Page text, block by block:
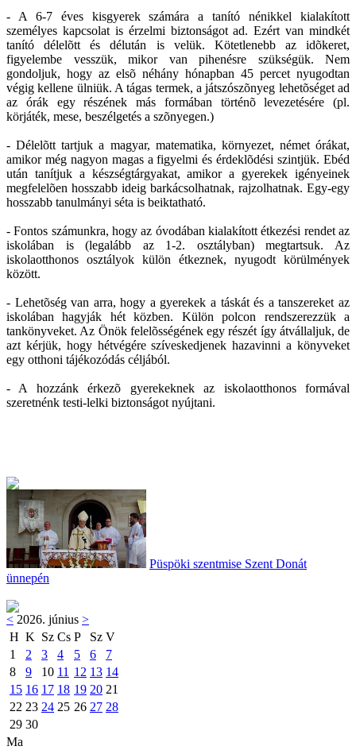
- A 6-7 éves kisgyerek számára a tanító nénikkel kialakított
személyes kapcsolat is érzelmi biztonságot ad. Ezért van mindkét
tanító délelõtt és délután is velük. Kötetlenebb az idõkeret,
figyelembe vesszük, mikor van pihenésre szükségük. Nem
gondoljuk, hogy az elsõ néhány hónapban 45 percet nyugodtan
végig kellene ülniük. A tágas termek, a játszószõnyeg lehetõséget ad
az órák egy részének más formában történõ levezetésére (pl.
körjáték, mese, beszélgetés a szõnyegen.)
- Délelõtt tartjuk a magyar, matematika, környezet, német órákat,
amikor még nagyon magas a figyelmi és érdeklõdési szintjük. Ebéd
után tanítjuk a készségtárgyakat, amikor a gyerekek igényeinek
megfelelõen hosszabb ideig barkácsolhatnak, rajzolhatnak. Egy-egy
hosszabb tanulmányi séta is beiktatható.
- Fontos számunkra, hogy az óvodában kialakított étkezési rendet az
iskolában is (legalább az 1-2. osztályban) megtartsuk. Az
iskolaotthonos osztályok külön étkeznek, nyugodt körülmények
között.
- Lehetõség van arra, hogy a gyerekek a táskát és a tanszereket az
iskolában hagyják hét közben. Külön polcon rendszerezzük a
tankönyveket. Az Önök felelõsségének egy részét így átvállaljuk, de
azt kérjük, hogy hétvégére szíveskedjenek hazavinni a könyveket
egy otthoni tájékozódás céljából.
- A hozzánk érkezõ gyerekeknek az iskolaotthonos formával
szeretnénk testi-lelki biztonságot nyújtani.
Püspöki szentmise Szent Donát
ünnepén
< 2026. június >
H K Sz Cs P Sz V
1
2 3 4 5 6
7
8
9 10 11 12 13 14
15 16 17 18 19 20 21
22 23 24 25 26 27 28
29 30
Ma